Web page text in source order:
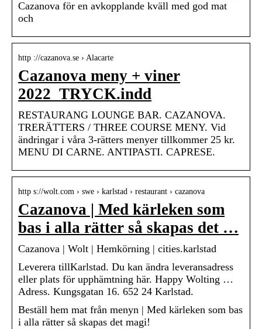
Cazanova för en avkopplande kväll med god mat
och
http ://cazanova.se › Alacarte
Cazanova meny + viner
2022_TRYCK.indd
RESTAURANG LOUNGE BAR. CAZANOVA.
TRERÄTTERS / THREE COURSE MENY. Vid
ändringar i våra 3-rätters menyer tillkommer 25 kr.
MENU DI CARNE. ANTIPASTI. CAPRESE.
http s://wolt.com › swe › karlstad › restaurant › cazanova
Cazanova | Med kärleken som
bas i alla rätter så skapas det …
Cazanova | Wolt | Hemkörning | cities.karlstad
Leverera tillKarlstad. Du kan ändra leveransadress
eller plats för upphämtning här. Happy Wolting …
Adress. Kungsgatan 16. 652 24 Karlstad.
Beställ hem mat från menyn | Med kärleken som bas
i alla rätter så skapas det magi!